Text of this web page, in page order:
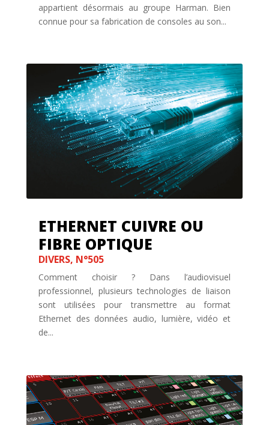
appartient désormais au groupe Harman. Bien
connue pour sa fabrication de consoles au son...
ETHERNET CUIVRE OU
FIBRE OPTIQUE
DIVERS, N°505
Comment choisir ? Dans l’audiovisuel
professionnel, plusieurs technologies de liaison
sont utilisées pour transmettre au format
Ethernet des données audio, lumière, vidéo et
de...